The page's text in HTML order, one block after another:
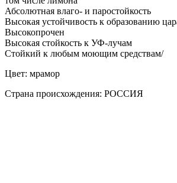
Абсолютная влаго- и паростойкость
Высокая устойчивость к образованию
Высокопрочен
Высокая стойкость к УФ-лучам
Стойкий к любым моющим средствам/
Цвет: мрамор
Страна происхождения: РОССИЯ